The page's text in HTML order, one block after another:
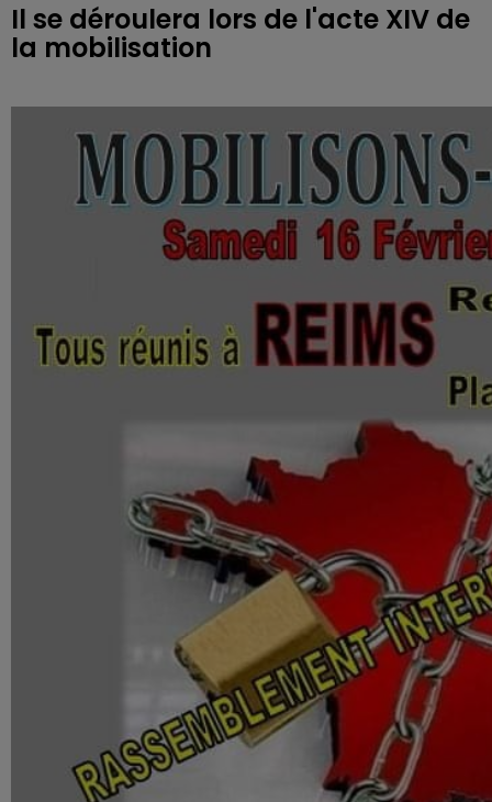
Il se déroulera lors de l'acte XIV de
la mobilisation